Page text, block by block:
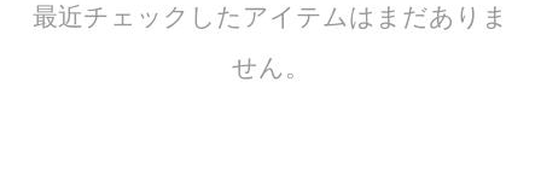
最近チェックしたアイテムはまだありま
せん。